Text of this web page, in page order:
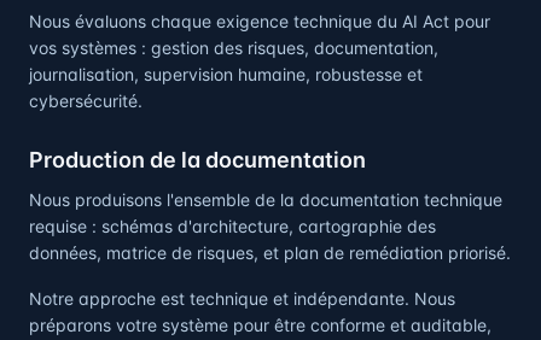
Nous évaluons chaque exigence technique du AI Act pour
vos systèmes : gestion des risques, documentation,
journalisation, supervision humaine, robustesse et
cybersécurité.
Production de la documentation
Nous produisons l'ensemble de la documentation technique
requise : schémas d'architecture, cartographie des
données, matrice de risques, et plan de remédiation priorisé.
Notre approche est technique et indépendante. Nous
préparons votre système pour être conforme et auditable,